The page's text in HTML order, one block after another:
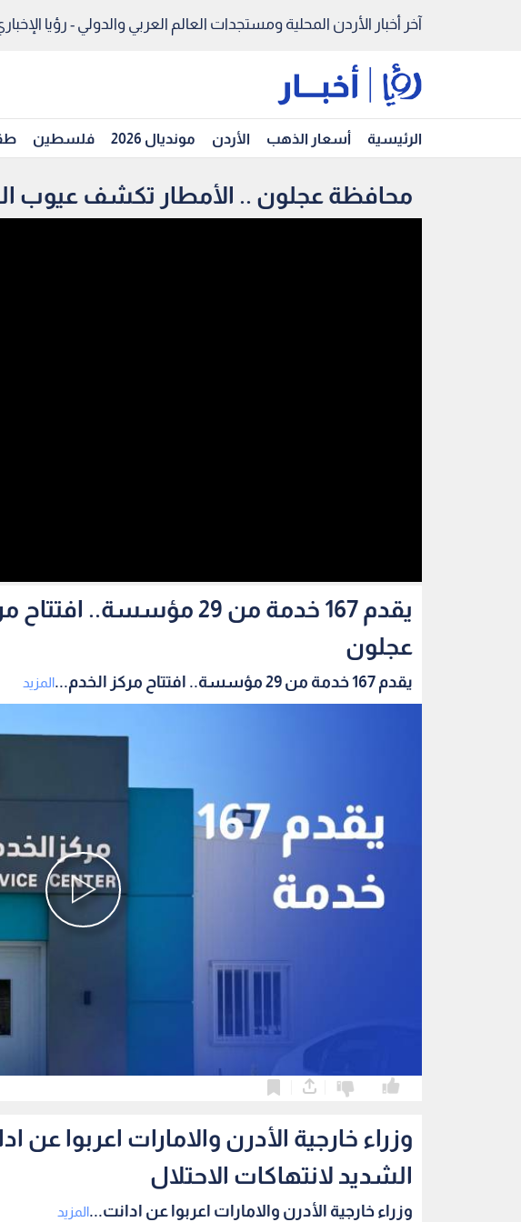
آخر أخبار الأردن المحلية ومستجدات العالم العربي والدولي - رؤيا
الرئيسية أسعار الذهب الأردن مونديال 2026 فلسطين
محافظة عجلون .. الأمطار تكشف عيوب
يقدم 167 خدمة من 29
عجلون
يقدم 167 خدمة من 29 مؤسسة.. افتتاح مركز الخدم... المزيد
وزراء خارجية الأدرن والامارات اعربوا عن
الشديد لانتهاكات الاحتلال
وزراء خارجية الأدرن والامارات اعربوا عن ادانت...المزيد